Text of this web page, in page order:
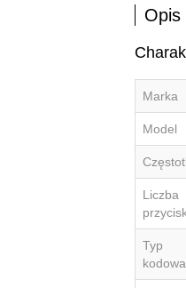
Opis
Marka
Model
Liczba
Typ